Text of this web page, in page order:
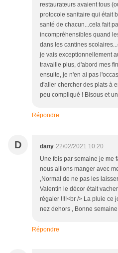
restaurateurs avaient tous
protocole sanitaire qui était
santé de chacun...cela fait
incompréhensibles quand
dans les cantines
je vais exceptionnellement
travaille plus, d'abord mes
ensuite, je n'en ai pas
d'aller chercher des plats à
peu compliqué ! Bisous et
Répondre
D dany 22/02/2021 10:20
Une fois par semaine je me
nous allions manger avec
,Normal de ne pas les
Valentin le décor était
régaler !!!!<br /> La pluie ce
nez dehors , Bonne
Répondre